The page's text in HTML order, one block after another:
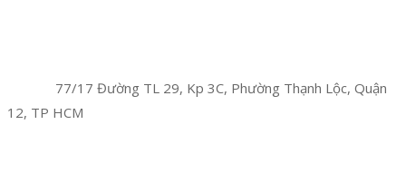
77/17 Đường TL 29, Kp 3C, Phường Thạnh Lộc, Quận
12, TP HCM